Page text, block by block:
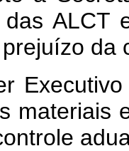
ALCT
da
materiais